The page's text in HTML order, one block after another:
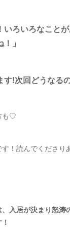
いろいろなこと
」
す!次回どうなる
も♡
！読んでくださり
入居が決まり怒涛